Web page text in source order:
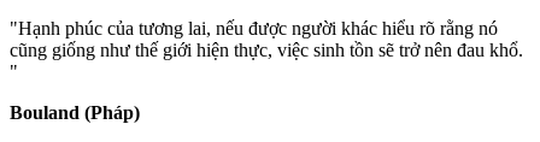
"Hạnh phúc của tương lai, nếu được người khác hiểu rõ rằng nó
cũng giống như thế giới hiện thực, việc sinh tồn sẽ trở nên đau khổ.
"
Bouland (Pháp)